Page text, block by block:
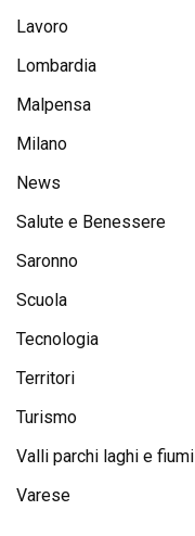
Lavoro
Lombardia
Malpensa
Milano
News
Salute e Benessere
Saronno
Scuola
Tecnologia
Territori
Turismo
Valli parchi laghi e fiumi
Varese